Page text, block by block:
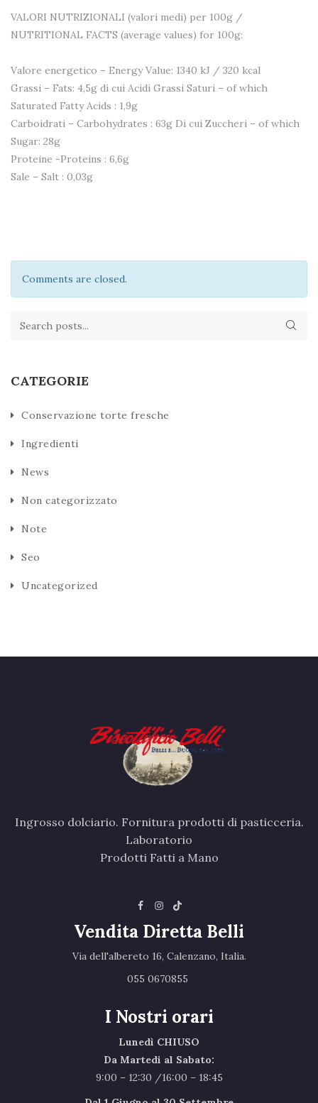
VALORI NUTRIZIONALI (valori medi) per 100g /
NUTRITIONAL FACTS (average values) for 100g:
Valore energetico – Energy Value: 1340 kJ / 320 kcal
Grassi – Fats: 4,5g di cui Acidi Grassi Saturi – of which
Saturated Fatty Acids : 1,9g
Carboidrati – Carbohydrates : 63g Di cui Zuccheri – of which
Sugar: 28g
Proteine -Proteins : 6,6g
Sale – Salt : 0,03g
Comments are closed.
CATEGORIE
Conservazione torte fresche
Ingredienti
News
Non categorizzato
Note
Seo
Uncategorized
Ingrosso dolciario. Fornitura prodotti di pasticceria.
Laboratorio
Prodotti Fatti a Mano
Vendita Diretta Belli
Via dell'albereto 16, Calenzano, Italia.‎
055 0670855 ‎
I Nostri orari
Lunedì CHIUSO
Da Martedi al Sabato:
9:00 – 12:30 /16:00 – 18:45